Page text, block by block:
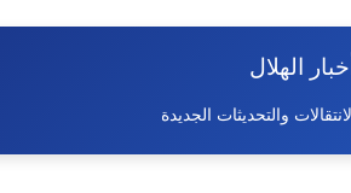
الهلال
والتحديثات الجديدة